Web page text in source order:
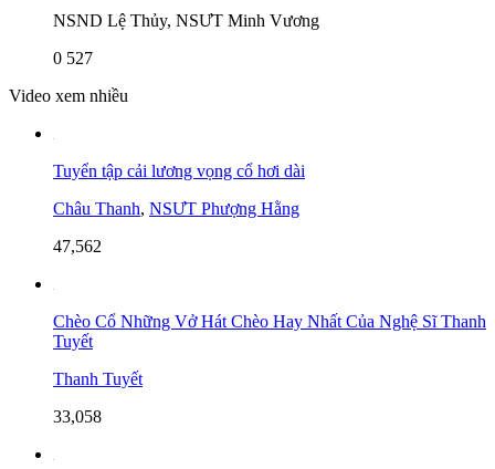
NSND Lệ Thủy, NSƯT Minh Vương
0 527
Video xem nhiều
Tuyển tập cải lương vọng cổ hơi dài
Châu Thanh, NSƯT Phượng Hằng
47,562
Chèo Cổ Những Vở Hát Chèo Hay Nhất Của Nghệ Sĩ Thanh
Tuyết
Thanh Tuyết
33,058